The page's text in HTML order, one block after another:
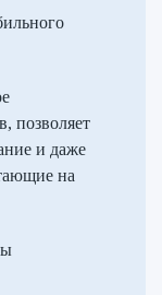
позволяет
и даже
на